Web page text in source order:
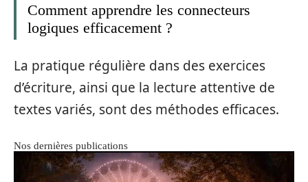
Comment apprendre les connecteurs
logiques efficacement ?
La pratique régulière dans des exercices
d’écriture, ainsi que la lecture attentive de
textes variés, sont des méthodes efficaces.
Nos dernières publications